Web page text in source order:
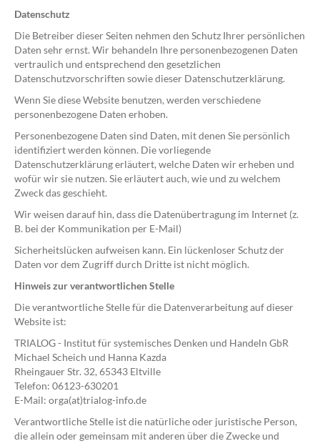
Datenschutz
Die Betreiber dieser Seiten nehmen den Schutz Ihrer persönlichen
Daten sehr ernst. Wir behandeln Ihre personenbezogenen Daten
vertraulich und entsprechend den gesetzlichen
Datenschutzvorschriften sowie dieser Datenschutzerklärung.
Wenn Sie diese Website benutzen, werden verschiedene
personenbezogene Daten erhoben.
Personenbezogene Daten sind Daten, mit denen Sie persönlich
identifiziert werden können. Die vorliegende
Datenschutzerklärung erläutert, welche Daten wir erheben und
wofür wir sie nutzen. Sie erläutert auch, wie und zu welchem
Zweck das geschieht.
Wir weisen darauf hin, dass die Datenübertragung im Internet (z.
B. bei der Kommunikation per E-Mail)
Sicherheitslücken aufweisen kann. Ein lückenloser Schutz der
Daten vor dem Zugriff durch Dritte ist nicht möglich.
Hinweis zur verantwortlichen Stelle
Die verantwortliche Stelle für die Datenverarbeitung auf dieser
Website ist:
TRIALOG - Institut für systemisches Denken und Handeln GbR
Michael Scheich und Hanna Kazda
Rheingauer Str. 32, 65343 Eltville
Telefon: 06123-630201
E-Mail: orga(at)trialog-info.de
Verantwortliche Stelle ist die natürliche oder juristische Person,
die allein oder gemeinsam mit anderen über die Zwecke und